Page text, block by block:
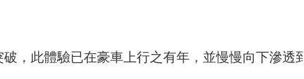
，此體驗已在豪車上行之有年，並慢慢向下滲透